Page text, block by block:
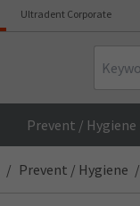
Ultradent Corporate
Prevent / Hygiene
Prevent / Hygiene